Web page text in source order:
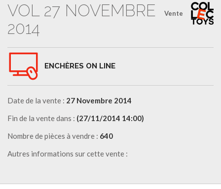
Vente
VOL 27 NOVEMBRE
2014
ENCHÈRES ON LINE
Date de la vente : 27 Novembre 2014
Fin de la vente dans : (27/11/2014 14:00)
Nombre de pièces à vendre : 640
Autres informations sur cette vente :